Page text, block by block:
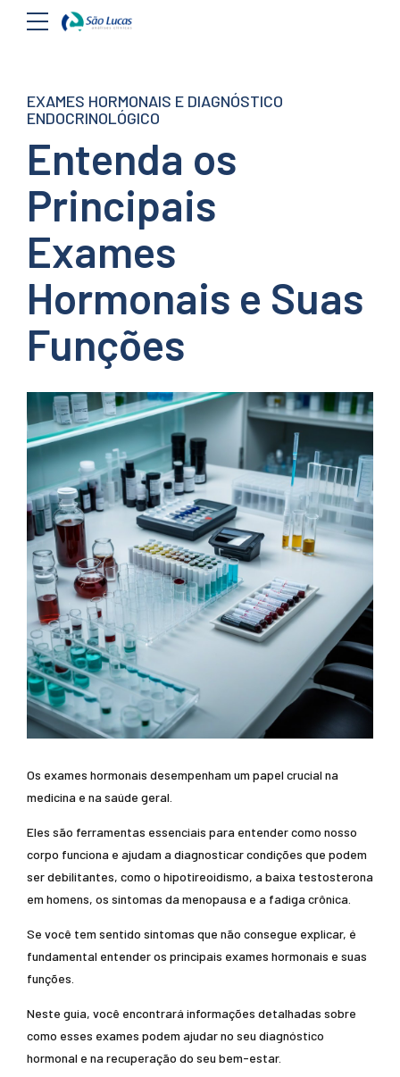
EXAMES HORMONAIS E DIAGNÓSTICO
ENDOCRINOLÓGICO
Entenda os
Principais
Exames
Hormonais e Suas
Funções
Os exames hormonais desempenham um papel crucial na
medicina e na saúde geral.
Eles são ferramentas essenciais para entender como nosso
corpo funciona e ajudam a diagnosticar condições que podem
ser debilitantes, como o hipotireoidismo, a baixa testosterona
em homens, os sintomas da menopausa e a fadiga crônica.
Se você tem sentido sintomas que não consegue explicar, é
fundamental entender os principais exames hormonais e suas
funções.
Neste guia, você encontrará informações detalhadas sobre
como esses exames podem ajudar no seu diagnóstico
hormonal e na recuperação do seu bem-estar.